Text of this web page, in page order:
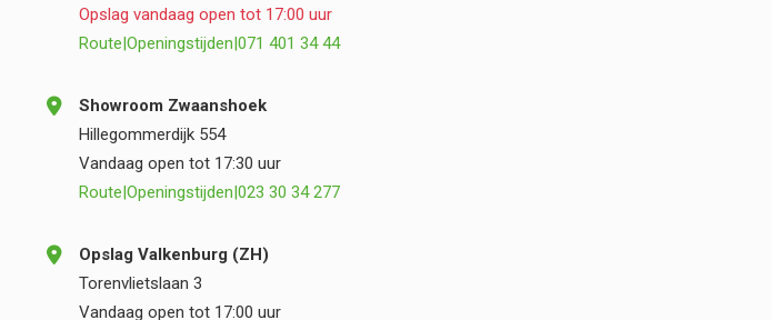
Opslag vandaag open tot 17:00 uur
Route|Openingstijden|071 401 34 44
Showroom Zwaanshoek
Hillegommerdijk 554
Vandaag open tot 17:30 uur
Route|Openingstijden|023 30 34 277
Opslag Valkenburg (ZH)
Torenvlietslaan 3
Vandaag open tot 17:00 uur